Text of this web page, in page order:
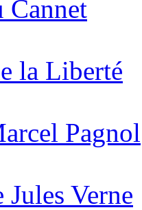
Cannet
la Liberté
Pagnol
Jules Verne